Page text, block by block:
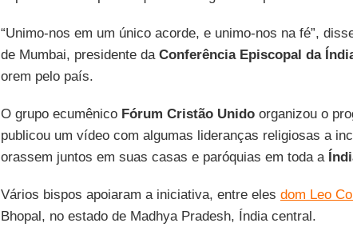
“Unimo-nos em um único acorde, e unimo-nos na fé”,
de Mumbai, presidente da Conferência Episcopal da
orem pelo país.
O grupo ecumênico Fórum Cristão Unidoorganizou o
publicou um vídeo com algumas lideranças religiosas a
orassem juntos em suas casas e paróquias em toda a
Vários bispos apoiaram a iniciativa, entre eles dom Leo
Bhopal, no estado de Madhya Pradesh, Índia central.